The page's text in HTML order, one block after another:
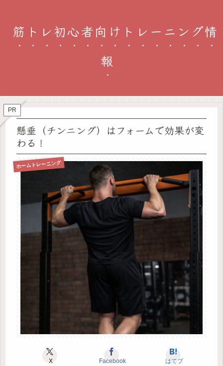
筋トレ初心者向けトレーニング情
報
PR
懸垂（チンニング）はフォームで効果が変
わる！
ホームトレーニング
X Facebook はてブ